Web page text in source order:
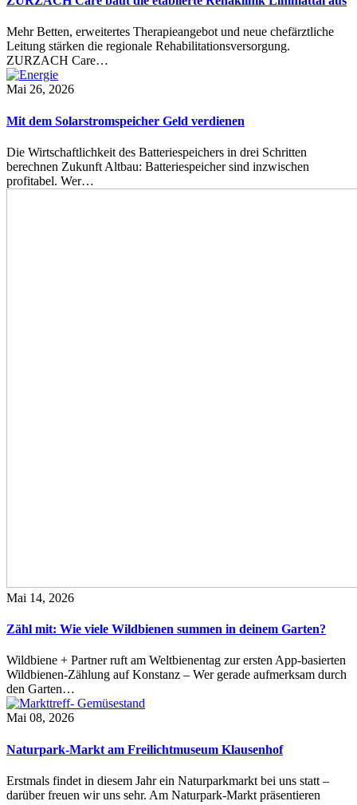
Mehr Betten, erweitertes Therapieangebot und neue chefärztliche
Leitung stärken die regionale Rehabilitationsversorgung.
ZURZACH Care…
Mai 26, 2026
Mit dem Solarstromspeicher Geld verdienen
Die Wirtschaftlichkeit des Batteriespeichers in drei Schritten
berechnen Zukunft Altbau: Batteriespeicher sind inzwischen
profitabel. Wer…
Mai 14, 2026
Zähl mit: Wie viele Wildbienen summen in deinem Garten?
Wildbiene + Partner ruft am Weltbienentag zur ersten App-basierten
Wildbienen-Zählung auf Konstanz – Wer gerade aufmerksam durch
den Garten…
Mai 08, 2026
Naturpark-Markt am Freilichtmuseum Klausenhof
Erstmals findet in diesem Jahr ein Naturparkmarkt bei uns statt –
darüber freuen wir uns sehr. Am Naturpark-Markt präsentieren